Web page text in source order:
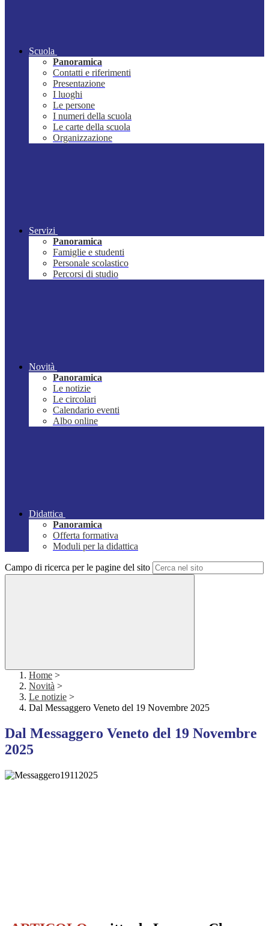
Scuola
Panoramica
Contatti e riferimenti
Presentazione
I luoghi
Le persone
I numeri della scuola
Le carte della scuola
Organizzazione
Servizi
Panoramica
Famiglie e studenti
Personale scolastico
Percorsi di studio
Novità
Panoramica
Le notizie
Le circolari
Calendario eventi
Albo online
Didattica
Panoramica
Offerta formativa
Moduli per la didattica
Campo di ricerca per le pagine del sito
Home >
Novità >
Le notizie >
Dal Messaggero Veneto del 19 Novembre 2025
Dal Messaggero Veneto del 19 Novembre
2025